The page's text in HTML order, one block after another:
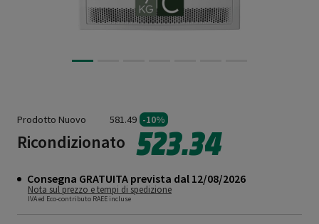
Prodotto Nuovo 581.49 -10%
Ricondizionato 523.34
Consegna GRATUITA prevista dal 12/08/2026
Nota sul prezzo e tempi di spedizione
IVA ed Eco-contributo RAEE incluse